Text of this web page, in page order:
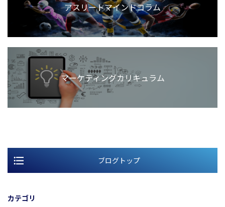
アスリートマインドコラム
マーケティングカリキュラム
ブログトップ
カテゴリ